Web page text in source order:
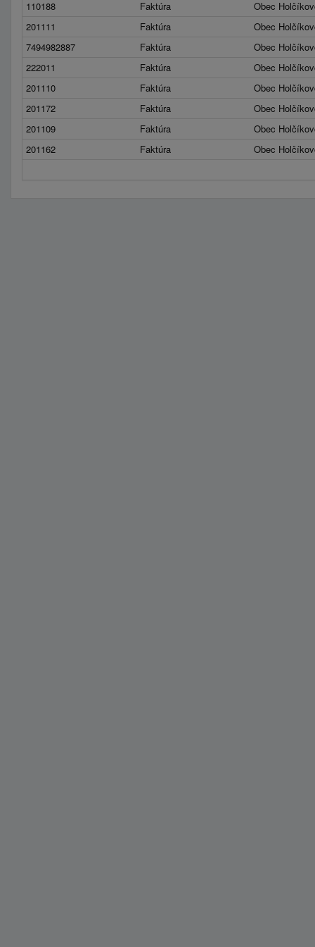
110188
Faktúra
Obec
201111
Faktúra
Obec
7494982887
Faktúra
Obec
222011
Faktúra
Obec
201110
Faktúra
Obec
201172
Faktúra
Obec
201109
Faktúra
Obec
201162
Faktúra Obec